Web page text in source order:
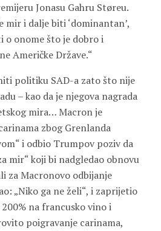
Jonasu Gahru Støreu.
mir i dalje biti ‘dominantan’,
o onome što je dobro i
Američke Države.“
politiku SAD-a zato što nije
– kao da je njegova nagrada
mira… Macron je
zbog Grenlanda
i odbio Trumpov poziv da
mir“ koji bi nadgledao obnovu
za Macronovo odbijanje
„Niko ga ne želi“, i zaprijetio
na francusko vino i
poigravanje carinama,